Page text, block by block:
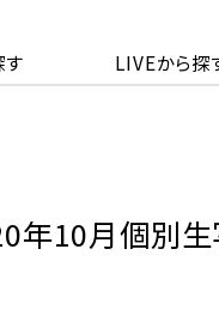
す LIVEから探
10月個別生